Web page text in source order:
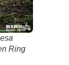
Ring